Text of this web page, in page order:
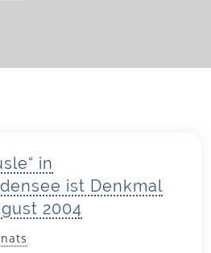
in
ist Denkmal
2004